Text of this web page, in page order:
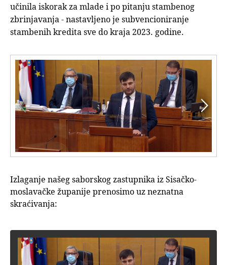
učinila iskorak za mlade i po pitanju stambenog
zbrinjavanja - nastavljeno je subvencioniranje
stambenih kredita sve do kraja 2023. godine.


Izlaganje našeg saborskog zastupnika iz Sisačko-
moslavačke županije prenosimo uz neznatna
skraćivanja: